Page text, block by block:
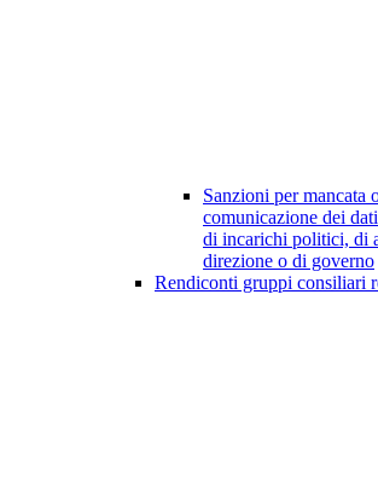
Sanzioni per mancata
comunicazione dei
di incarichi politici, di
direzione o di governo
Rendiconti gruppi consiliari